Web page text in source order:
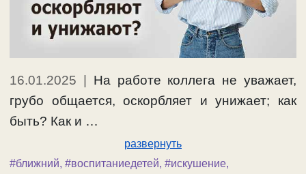
16.01.2025
На работе коллега не уважает,
грубо общается, оскорбляет и унижает; как
быть? Как и …
развернуть
#ближний, #воспитаниедетей, #искушение,